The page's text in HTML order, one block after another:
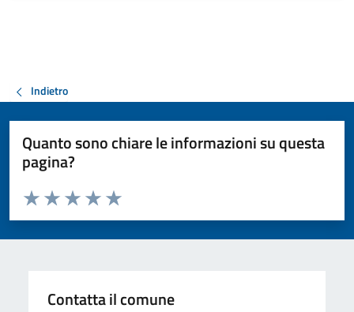
Indietro
Quanto sono chiare le informazioni su questa
pagina?
Valuta da 1 a 5 stelle la pagina
Valuta 5 stelle su 5
Valuta 4 stelle su 5
Valuta 3 stelle su 5
Valuta 2 stelle su 5
Valuta 1 stelle su 5
Contatta il comune